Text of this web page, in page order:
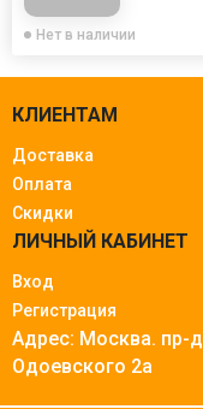
Нет в наличии
КЛИЕНТАМ
Доставка
Оплата
Скидки
ЛИЧНЫЙ КАБИНЕТ
Вход
Регистрация
Адрес: Москва. пр-д
Одоевского 2а